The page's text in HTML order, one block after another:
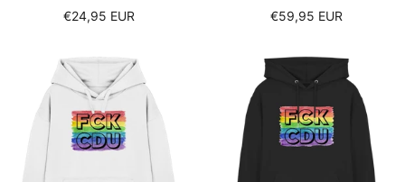
Sale
€24,95 EUR
Sale
€59,95 EUR